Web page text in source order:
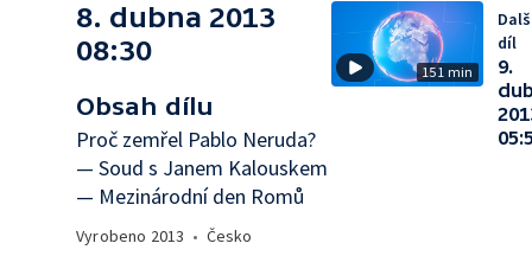
8. dubna 2013
08:30
Obsah dílu
Proč zemřel Pablo Neruda?
— Soud s Janem Kalouskem
— Mezinárodní den Romů
Vyrobeno 2013 • Česko
151 min
díl
9.